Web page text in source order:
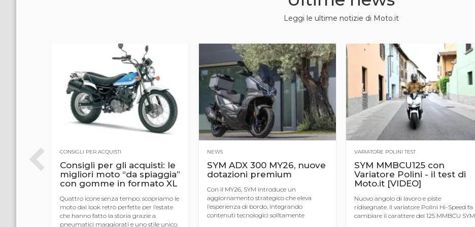
Leggi le ultime notizie di Moto.it
CONSIGLI PER ACQUISTI
Consigli per gli acquisti: le
migliori moto “da spiaggia”
con gomme in formato XL
Quattro icone senza tempo: scopriamo le
moto dal look retrò perfette per l’estate
che hanno fatto la storia grazie a
pneumatici maggiorati e uno stile unico.
NEWS
SYM ADX 300 MY26, nuove
dotazioni premium
Con il MY26, SYM introduce un
aggiornamento strategico che eleva
l’esperienza di bordo, integrando
contenuti tecnologici solitamente
VARIATORE POLINI TEST
SYM MMBCU125 con
Variatore Polini - il test di
Moto.it [VIDEO]
Nuovo angolo di lavoro e piste
ridisegnate. Il variatore Polini Hi-Speed fa
cambiare il carattere del 125 MMBCU SYM